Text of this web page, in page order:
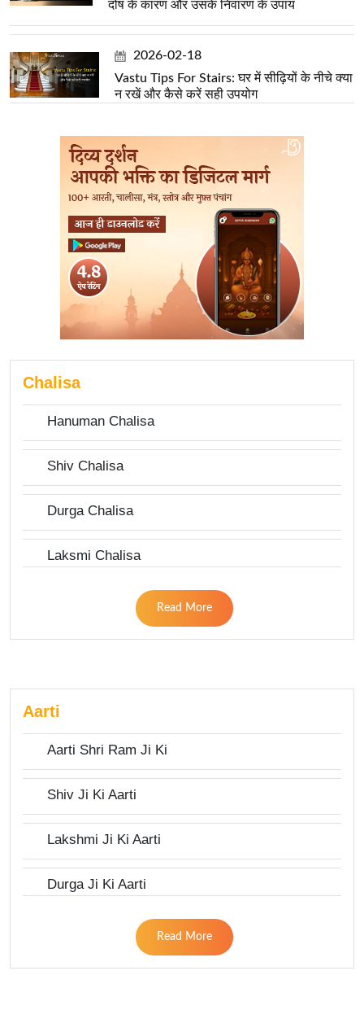
दोष के कारण और उसके निवारण के उपाय
2026-02-18
Vastu Tips For Stairs: घर में सीढ़ियों के नीचे क्या
न रखें और कैसे करें सही उपयोग
Chalisa
Hanuman Chalisa
Shiv Chalisa
Durga Chalisa
Laksmi Chalisa
Read More
Aarti
Aarti Shri Ram Ji Ki
Shiv Ji Ki Aarti
Lakshmi Ji Ki Aarti
Durga Ji Ki Aarti
Read More